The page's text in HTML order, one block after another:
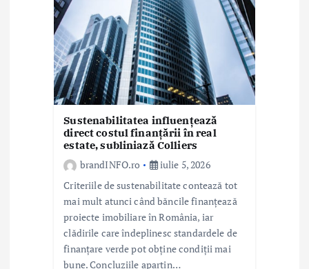
Sustenabilitatea influențează
direct costul finanțării în real
estate, subliniază Colliers
brandINFO.ro
iulie 5, 2026
Criteriile de sustenabilitate contează tot
mai mult atunci când băncile finanțează
proiecte imobiliare în România, iar
clădirile care îndeplinesc standardele de
finanțare verde pot obține condiții mai
bune. Concluziile aparțin…